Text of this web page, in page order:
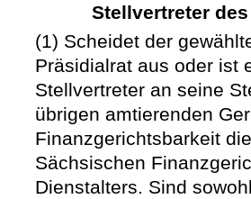
Stellvertreter
(1) Scheidet der
Präsidialrat aus oder ist
Stellvertreter an seine
übrigen amtierenden
Finanzgerichtsbarkeit
Sächsischen
Dienstalters. Sind